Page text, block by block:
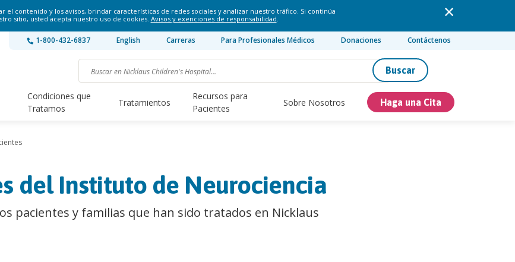
el contenido y los avisos, brindar características de redes sociales y analizar nuestro tráfico. Si continúa
sitio, usted acepta nuestro uso de cookies. Avisos y exenciones de responsabilidad.
1-800-432-6837 English Carreras Para Profesionales Médicos Donaciones Contáctenos
Buscar
Condiciones que
Tratamos
Tratamientos
Recursos para
Pacientes
Sobre Nosotros Haga una Cita
del Instituto de Neurociencia
pacientes y familias que han sido tratados en Nicklaus